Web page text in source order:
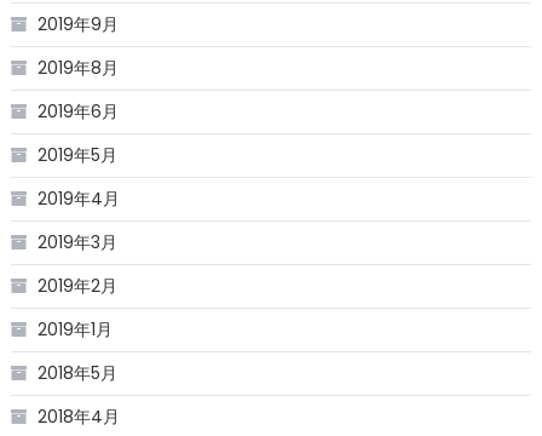
2019年9月
2019年8月
2019年6月
2019年5月
2019年4月
2019年3月
2019年2月
2019年1月
2018年5月
2018年4月